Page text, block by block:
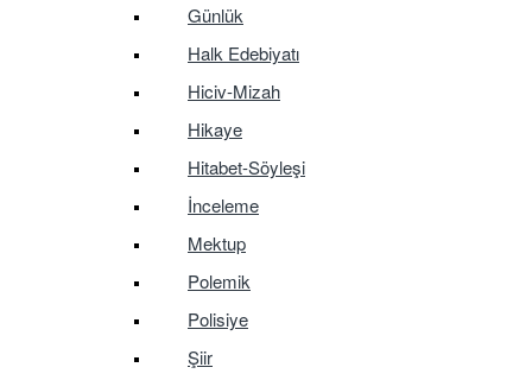
Günlük
Halk Edebiyatı
Hiciv-Mizah
Hikaye
Hitabet-Söyleşi
İnceleme
Mektup
Polemik
Polisiye
Şiir